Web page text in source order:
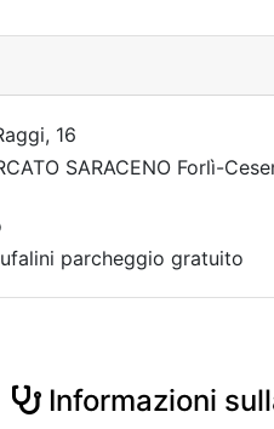
16
SARACENO Forlì-
parcheggio gratuito
Informazioni